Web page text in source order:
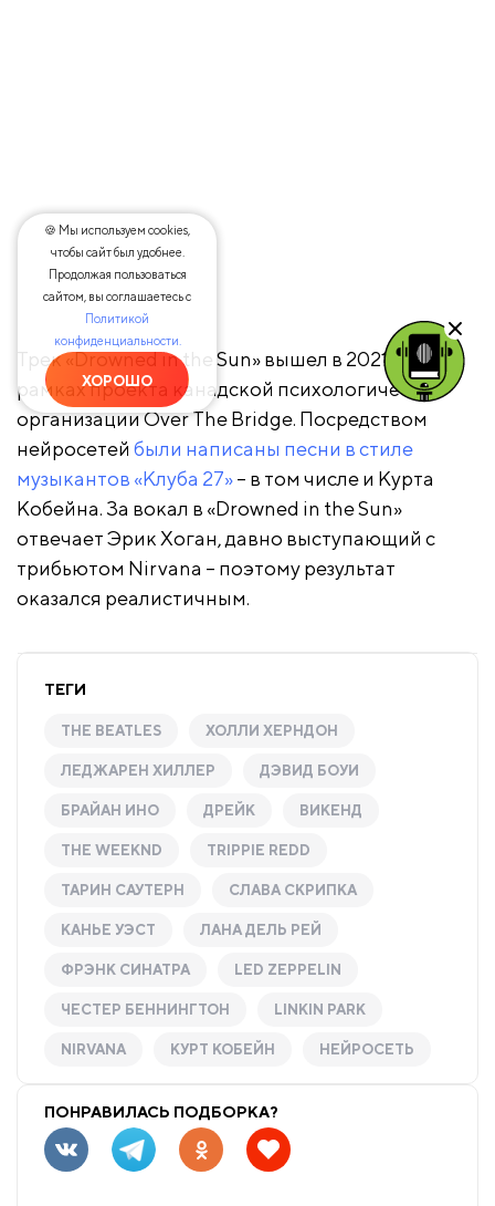
Трек «Drowned in the Sun» вышел в 2021 году в
рамках проекта канадской психологической
организации Over The Bridge. Посредством
нейросетей были написаны песни в стиле
музыкантов «Клуба 27»– в том числе и Курта
Кобейна. За вокал в «Drowned in the Sun»
отвечает Эрик Хоган, давно выступающий с
трибьютом Nirvana – поэтому результат
оказался реалистичным.
ТЕГИ
THE BEATLES ХОЛЛИ ХЕРНДОН
ЛЕДЖАРЕН ХИЛЛЕР ДЭВИД БОУИ
БРАЙАН ИНО ДРЕЙК ВИКЕНД
THE WEEKND TRIPPIE REDD
ТАРИН САУТЕРН СЛАВА СКРИПКА
КАНЬЕ УЭСТ ЛАНА ДЕЛЬ РЕЙ
ФРЭНК СИНАТРА LED ZEPPELIN
ЧЕСТЕР БЕННИНГТОН LINKIN PARK
NIRVANA КУРТ КОБЕЙН НЕЙРОСЕТЬ
ПОНРАВИЛАСЬ ПОДБОРКА?
🍪 Мы используем cookies,
чтобы сайт был удобнее.
Продолжая пользоваться
сайтом, вы соглашаетесь с
Политикой
конфиденциальности.
ХОРОШО